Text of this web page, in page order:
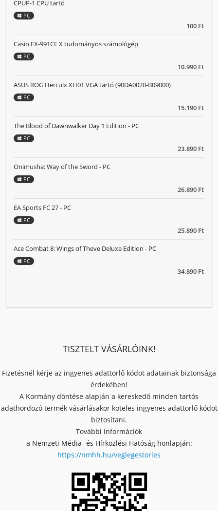
100 Ft
CPUP-1 CPU tartó
PC
10.990 Ft
Casio FX-991CE X tudományos számológép
PC
15.190 Ft
ASUS ROG Herculx XH01 VGA tartó (90DA0020-B09000)
PC
23.890 Ft
The Blood of Dawnwalker Day 1 Edition - PC
PC
26.890 Ft
Onimusha: Way of the Sword - PC
PC
25.890 Ft
EA Sports FC 27 - PC
PC
34.890 Ft
Ace Combat 8: Wings of Theve Deluxe Edition - PC
PC
TISZTELT VÁSÁRLÓINK!
Fizetésnél kérje az ingyenes adattörlő kódot adatainak biztonsága
érdekében!
A Kormány döntése alapján a kereskedő minden tartós
adathordozó termék vásárlásakor köteles ingyenes adattörlő kódot
biztosítani.
További információk
a Nemzeti Média- és Hírközlési Hatóság honlapján:
https://nmhh.hu/veglegestorles